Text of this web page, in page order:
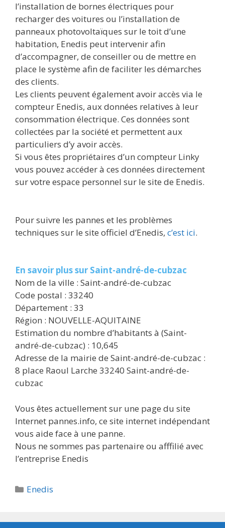
l’installation de bornes électriques pour
recharger des voitures ou l’installation de
panneaux photovoltaïques sur le toit d’une
habitation, Enedis peut intervenir afin
d’accompagner, de conseiller ou de mettre en
place le système afin de faciliter les démarches
des clients.
Les clients peuvent également avoir accès via le
compteur Enedis, aux données relatives à leur
consommation électrique. Ces données sont
collectées par la société et permettent aux
particuliers d’y avoir accès.
Si vous êtes propriétaires d’un compteur Linky
vous pouvez accéder à ces données directement
sur votre espace personnel sur le site de Enedis.
Pour suivre les pannes et les problèmes
techniques sur le site officiel d’Enedis, c’est ici.
En savoir plus sur Saint-andré-de-cubzac
Nom de la ville : Saint-andré-de-cubzac
Code postal : 33240
Département : 33
Région : NOUVELLE-AQUITAINE
Estimation du nombre d’habitants à (Saint-
andré-de-cubzac) : 10,645
Adresse de la mairie de Saint-andré-de-cubzac :
8 place Raoul Larche 33240 Saint-andré-de-
cubzac
Vous êtes actuellement sur une page du site
Internet pannes.info, ce site internet indépendant
vous aide face à une panne.
Nous ne sommes pas partenaire ou afffilié avec
l’entreprise Enedis
Catégories
Enedis